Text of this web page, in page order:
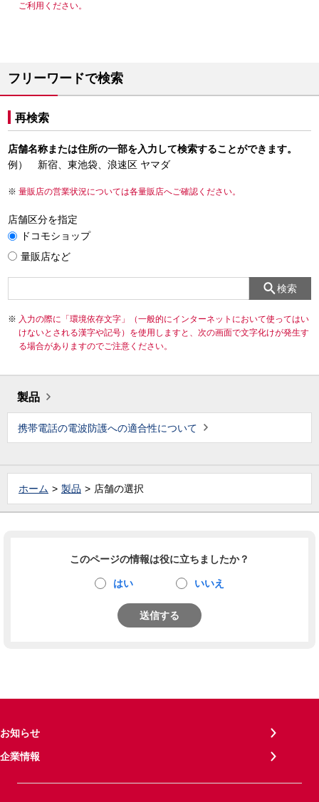
ご利用ください。
フリーワードで検索
再検索
店舗名称または住所の一部を入力して検索することができます。
例） 新宿、東池袋、浪速区 ヤマダ
量販店の営業状況については各量販店へご確認ください。
店舗区分を指定
ドコモショップ
量販店など
検索
入力の際に「環境依存文字」（一般的にインターネットにおいて使ってはい
けないとされる漢字や記号）を使用しますと、次の画面で文字化けが発生す
る場合がありますのでご注意ください。
製品
携帯電話の電波防護への適合性について
ホーム 製品 店舗の選択
このページの情報は役に立ちましたか？
はい いいえ
送信する
お知らせ
企業情報